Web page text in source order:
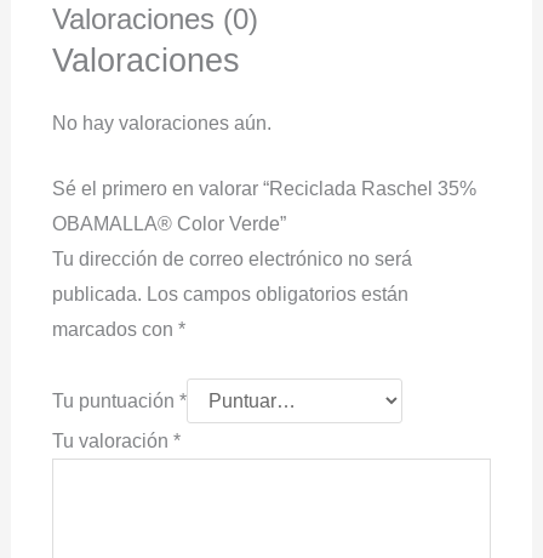
Valoraciones (0)
Valoraciones
No hay valoraciones aún.
Sé el primero en valorar “Reciclada Raschel 35%
OBAMALLA® Color Verde”
Tu dirección de correo electrónico no será
publicada. Los campos obligatorios están
marcados con *
Tu puntuación *
Tu valoración *